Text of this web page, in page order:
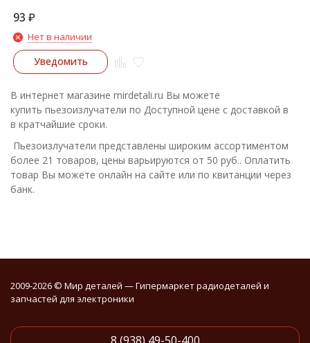
93 ₽
Нет в наличии
Уведомить
В интернет магазине mirdetali.ru Вы можете
купить пьезоизлучатели по Доступной цене с доставкой в
в кратчайшие сроки.
Пьезоизлучатели представлены широким ассортиментом
более 21 товаров, цены варьируются от 50 руб.. Оплатить
товар Вы можете онлайн на сайте или по квитанции через
банк.
2009-2026 © Мир деталей — Гипермаркет радиодеталей и
запчастей для электроники